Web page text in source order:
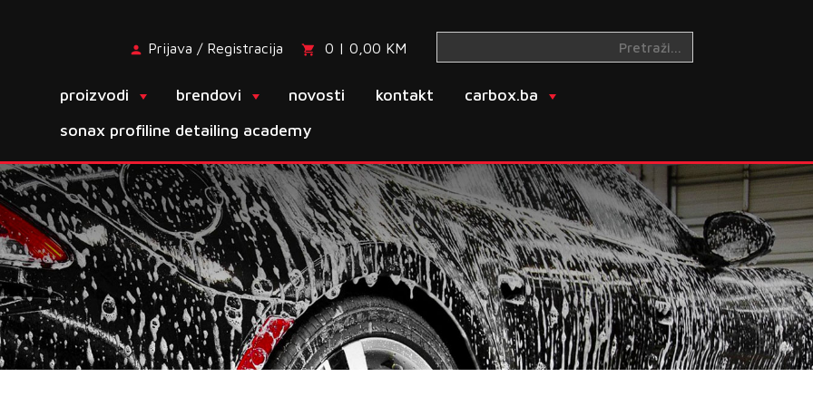
Prijava / Registracija 0 | 0,00 KM
proizvodi brendovi novosti kontakt
carbox.ba
sonax profiline detailing academy